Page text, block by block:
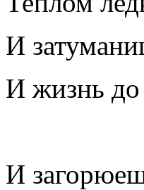
И
И жизнь до
И